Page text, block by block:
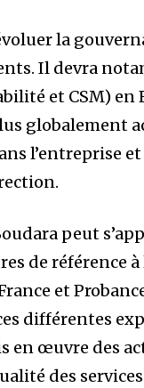
la
Il devra
et CSM) en
globalement
l’entreprise
peut
de référence à
et
différentes
en œuvre des
des